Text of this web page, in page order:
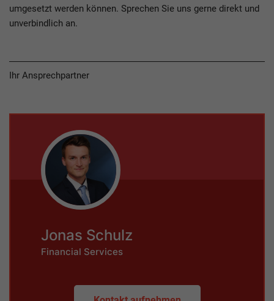
umgesetzt werden können. Sprechen Sie uns gerne direkt und
unverbindlich an.
Ihr Ansprechpartner
Jonas Schulz
Financial Services